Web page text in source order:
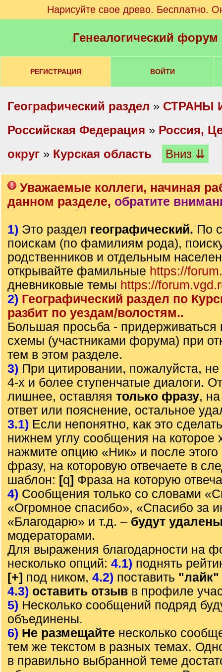
Нарисуйте свое древо. Бесплатно.
Генеалогический
РЕГИСТРАЦИЯ ВОЙТИ
Географический раздел » СТРАНЫ
Российская Федерация » Россия,
округ » Курская область Вниз ⇊
Уважаемые коллеги, начиная
данном разделе, обратите
1) Это раздел географический. По
поискам (по фамилиям рода),
родственников и отдельным
открывайте фамильные https://
дневниковые темы https://
2) Географический раздел по
разбит по уездам/волостям..
Большая просьба - придерживаться
схемы (участниками форума) при
тем в этом разделе.
3) При цитировании, пожалуйста, не
4-х и более ступенчатые диалоги.
лишнее, оставляя только фразу,
ответ или пояснение, остальное
3.1) Если непонятно, как это
нижнем углу сообщения на которое
нажмите опцию «Ник» и после этого
фразу, на которовую отвечаете в
шаблон: [q] Фраза на которую
4) Сообщения только со словами
«Огромное спасибо», «Спасибо за
«Благодарю» и т.д. – будут
модераторами.
Для выражения благодарности на
несколько опций: 4.1) поднять
[+] под ником, 4.2) поставить "лайк"
4.3) оставить отзыв в профиле
5) Несколько сообщений подряд
объединены.
6) Не размещайте несколько
тем же текстом в разных темах.
в правильно выбранной теме